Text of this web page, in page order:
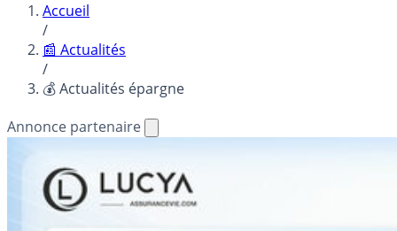
Accueil
/
📰 Actualités
/
💰 Actualités épargne
Annonce partenaire